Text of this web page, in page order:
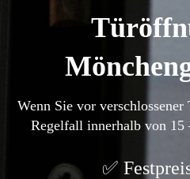
Wenn Sie vor
Regelfall innerhalb von